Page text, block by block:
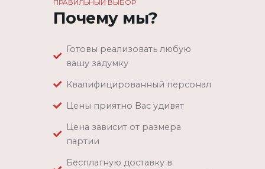
ПРАВИЛЬНЫЙ ВЫБОР
Почему мы?
Готовы реализовать любую
вашу задумку
Квалифицированный персонал
Цены приятно Вас удивят
Цена зависит от размера
партии
Бесплатную доставку в